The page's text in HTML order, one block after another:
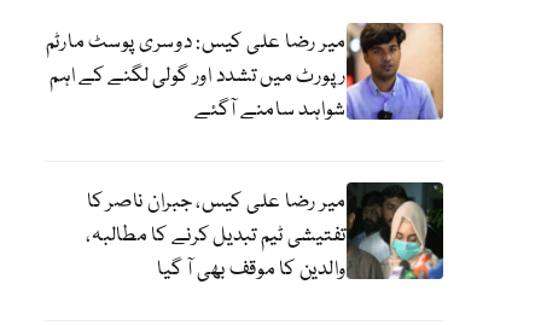
میر رضا علی کیس: دوسری پوسٹ مارٹم
رپورٹ میں تشدد اور گولی لگنے کے اہم
شواہد سامنے آگئے
میر رضا علی کیس، جبران ناصر کا
تفتیشی ٹیم تبدیل کرنے کا مطالبہ،
والدین کا موقف بھی آ گیا